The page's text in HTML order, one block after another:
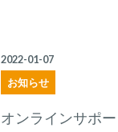
お知らせ
2022-01-07
オンラインサポ